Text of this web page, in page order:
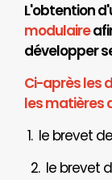
L'obtention
modulaire
développer
Ci-après les
les matières
1. le brevet
2. le brevet